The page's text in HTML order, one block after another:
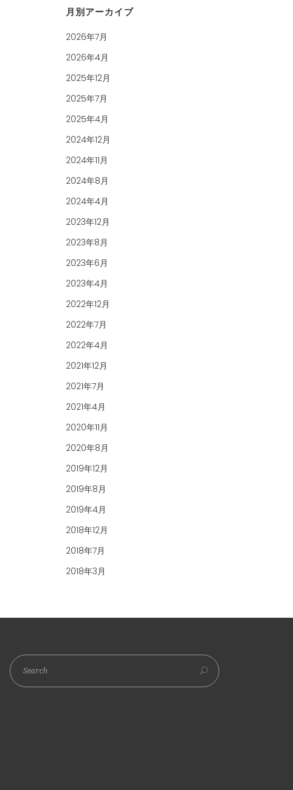
月別アーカイブ
2026年7月
2026年4月
2025年12月
2025年7月
2025年4月
2024年12月
2024年11月
2024年8月
2024年4月
2023年12月
2023年8月
2023年6月
2023年4月
2022年12月
2022年7月
2022年4月
2021年12月
2021年7月
2021年4月
2020年11月
2020年8月
2019年12月
2019年8月
2019年4月
2018年12月
2018年7月
2018年3月